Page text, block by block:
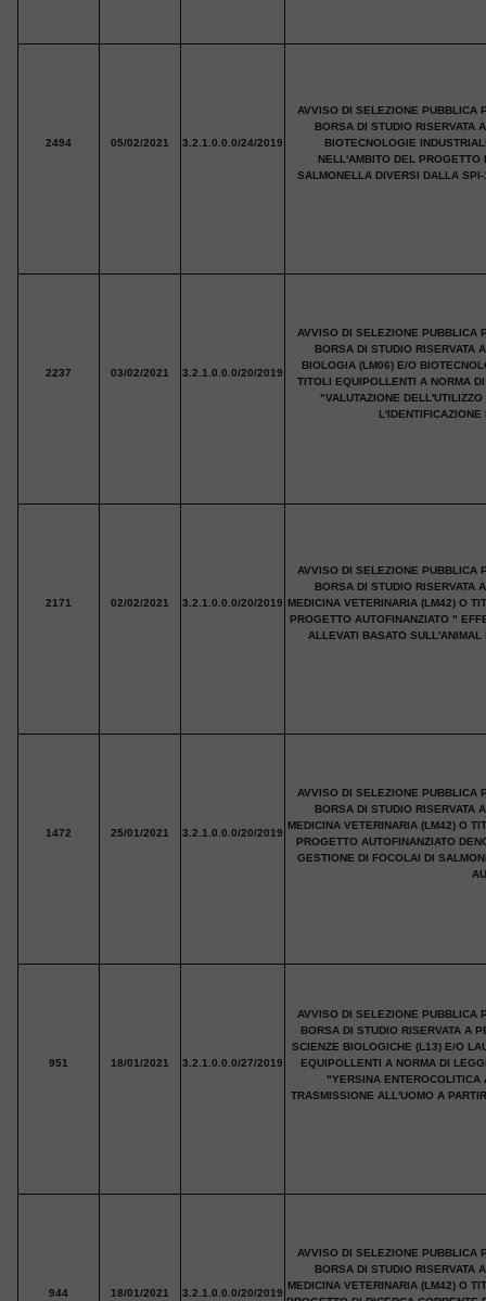
2494 05/02/2021 3.2.1.0.0.0/24/2019
AVVISO DI SELEZIONE PUBBLICA
BORSA DI STUDIO RISERVATA
BIOTECNOLOGIE
NELL'AMBITO DEL PROGETTO
SALMONELLA DIVERSI DALLA
2237 03/02/2021 3.2.1.0.0.0/20/2019
AVVISO DI SELEZIONE PUBBLICA
BORSA DI STUDIO RISERVATA
BIOLOGIA (LM06) E/O
TITOLI EQUIPOLLENTI A NORMA
"VALUTAZIONE
L'IDENTIFICAZIONE
2171 02/02/2021 3.2.1.0.0.0/20/2019
AVVISO DI SELEZIONE PUBBLICA
BORSA DI STUDIO RISERVATA
MEDICINA VETERINARIA (LM42) O
PROGETTO AUTOFINANZIATO "
ALLEVATI BASATO
1472 25/01/2021 3.2.1.0.0.0/20/2019
AVVISO DI SELEZIONE PUBBLICA
BORSA DI STUDIO RISERVATA
MEDICINA VETERINARIA (LM42) O
PROGETTO AUTOFINANZIATO
GESTIONE DI FOCOLAI DI
951 18/01/2021 3.2.1.0.0.0/27/2019
AVVISO DI SELEZIONE PUBBLICA
BORSA DI STUDIO RISERVATA A
SCIENZE BIOLOGICHE (L13) E/O
EQUIPOLLENTI A NORMA DI
"YERSINA ENTEROCOLITICA
TRASMISSIONE ALL'UOMO A
944 18/01/2021 3.2.1.0.0.0/20/2019
AVVISO DI SELEZIONE PUBBLICA
BORSA DI STUDIO RISERVATA
MEDICINA VETERINARIA (LM42) O